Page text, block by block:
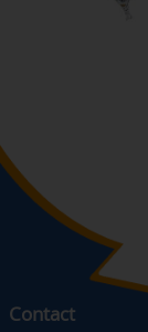
Contact